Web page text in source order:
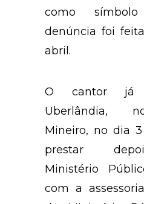
como
denúncia foi
abril.
O cantor já
Uberlândia,
Mineiro, no dia
prestar
Ministério
com a